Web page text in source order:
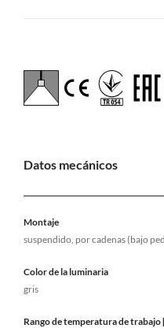
Datos mecánicos
Montaje
suspendido, por cadenas (bajo
Color de la luminaria
gris
Rango de temperatura de trabajo